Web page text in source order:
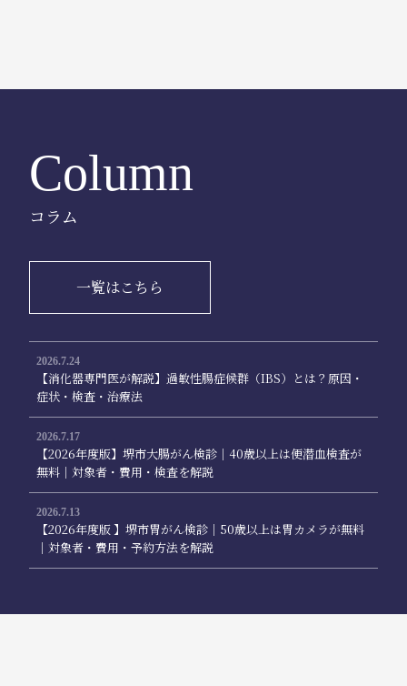
Column
コラム
一覧はこちら
2026.7.24
【消化器専門医が解説】過敏性腸症候群（IBS）とは？原因・
症状・検査・治療法
2026.7.17
【2026年度版】堺市大腸がん検診｜40歳以上は便潜血検査が
無料｜対象者・費用・検査を解説
2026.7.13
【2026年度版 】堺市胃がん検診｜50歳以上は胃カメラが無料
｜対象者・費用・予約方法を解説